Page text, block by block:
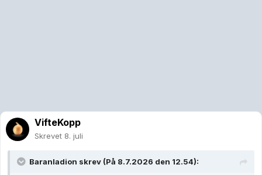
VifteKopp
Skrevet 8. juli
Baranladion skrev (På 8.7.2026 den 12.54):